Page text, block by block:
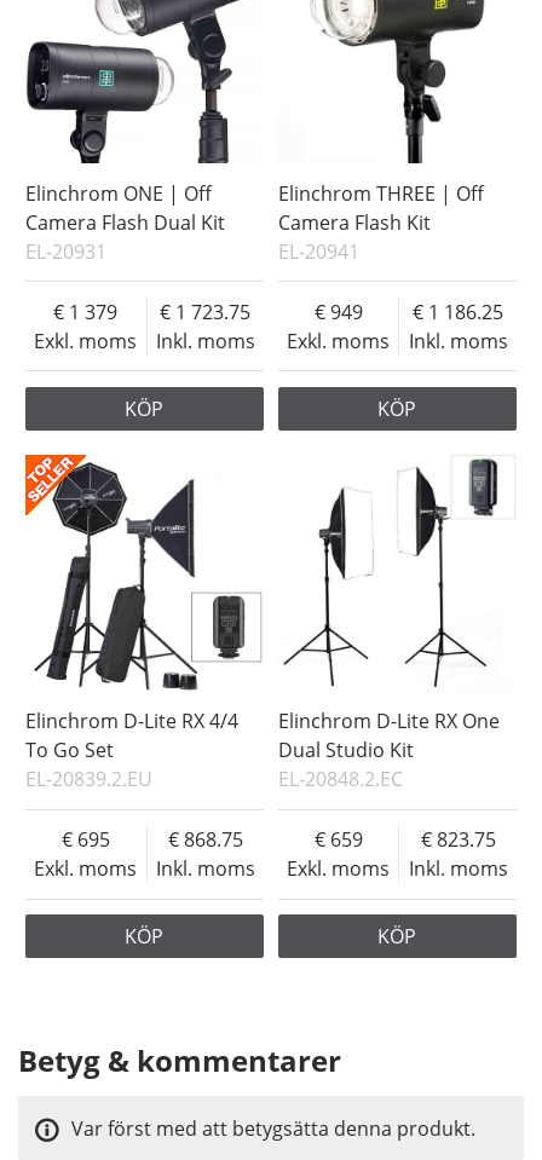
Elinchrom ONE | Off
Camera Flash Dual Kit
EL-20931
Exkl. moms
1 379
Inkl. moms
1 723.75
KÖP
Elinchrom THREE | Off
Camera Flash Kit
EL-20941
Exkl. moms
949
Inkl. moms
1 186.25
KÖP
Elinchrom D-Lite RX 4/4
To Go Set
EL-20839.2.EU
Exkl. moms
695
Inkl. moms
868.75
KÖP
Elinchrom D-Lite RX One
Dual Studio Kit
EL-20848.2.EC
Exkl. moms
659
Inkl. moms
823.75
KÖP
Betyg & kommentarer
Var först med att betygsätta denna produkt.